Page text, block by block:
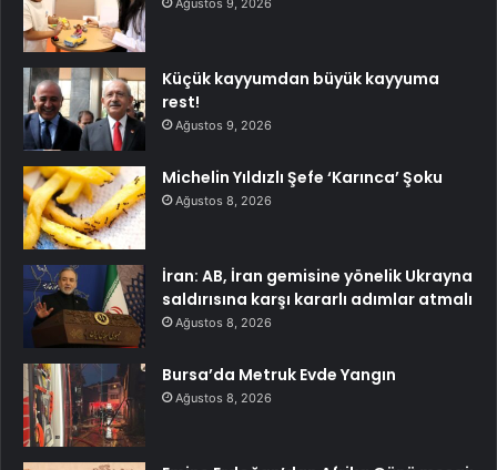
Ağustos 9, 2026
Küçük kayyumdan büyük kayyuma
rest!
Ağustos 9, 2026
Michelin Yıldızlı Şefe ‘Karınca’ Şoku
Ağustos 8, 2026
İran: AB, İran gemisine yönelik Ukrayna
saldırısına karşı kararlı adımlar atmalı
Ağustos 8, 2026
Bursa’da Metruk Evde Yangın
Ağustos 8, 2026